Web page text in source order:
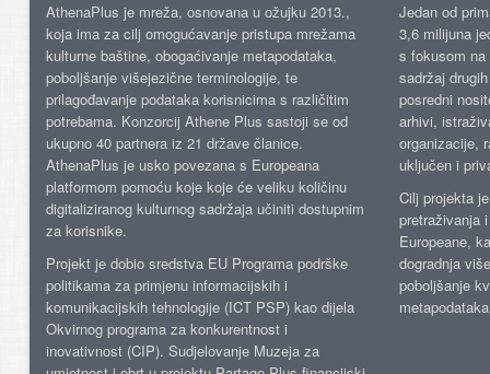
AthenaPlus je mreža, osnovana u ožujku 2013.,
koja ima za cilj omogućavanje pristupa mrežama
kulturne baštine, obogaćivanje metapodataka,
poboljšanje višejezične terminologije, te
prilagođavanje podataka korisnicima s različitim
potrebama. Konzorcij Athene Plus sastoji se od
ukupno 40 partnera iz 21 države članice.
AthenaPlus je usko povezana s Europeana
platformom pomoću koje koje će veliku količinu
digitaliziranog kulturnog sadržaja učiniti dostupnim
za korisnike.
Projekt je dobio sredstva EU Programa podrške
politikama za primjenu informacijskih i
komunikacijskih tehnologije (ICT PSP) kao dijela
Okvirnog programa za konkurentnost i
inovativnost (CIP). Sudjelovanje Muzeja za
Jedan od
3,6 milijuna
s fokusom
sadržaj
posredni
arhivi,
organizacije,
uključen i
Cilj projekta
pretraživanja
Europeane,
dogradnja
poboljšanje